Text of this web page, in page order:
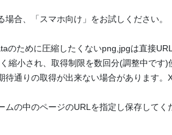
合、「スマホ向け」をお試しください。
のために圧縮したくないpng,jpgは直接
縮小され、取得制限を数回分(調整中です)
通りの取得が出来ない場合があります
ムの中のページのURLを指定し保存してく